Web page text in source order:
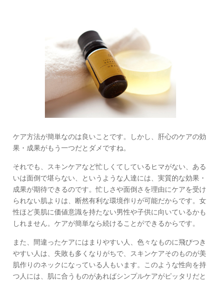
ケア方法が簡単なのは良いことです。しかし、肝心のケアの効
果・成果がもう一つだとダメですね。
それでも、スキンケアなど忙しくてしているヒマがない、ある
いは面倒で堪らない、というような人達には、実質的な効果・
成果が期待できるのです。忙しさや面倒さを理由にケアを受け
られない肌よりは、断然有利な環境作りが可能だからです。女
性ほど美肌に価値意識を持たない男性や子供に向いているかも
しれません。ケアが簡単なら続けることができるからです。
また、間違ったケアにはまりやすい人、色々なものに飛びつき
やすい人は、失敗も多くなりがちで、スキンケアそのものが美
肌作りのネックになっている人もいます。このような性向を持
つ人には、肌に合うものがあればシンプルケアがピッタリだと